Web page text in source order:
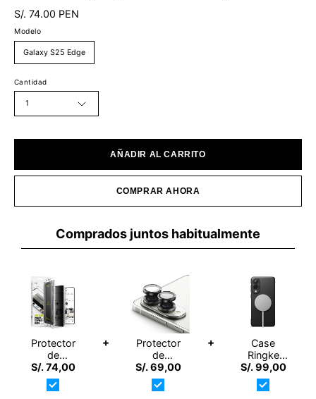
S/. 74.00 PEN
Modelo
Galaxy S25 Edge
Cantidad
1
AÑADIR AL CARRITO
COMPRAR AHORA
Comprados juntos habitualmente
Protector
de
Pantalla
Vidrio
Ringke
S/. 74,00
+
Protector
de
Cámara
Ringke
Lens
S/. 69,00
+
Case
Ringke
Onyx
Magnetic
Galaxy
S/. 99,00